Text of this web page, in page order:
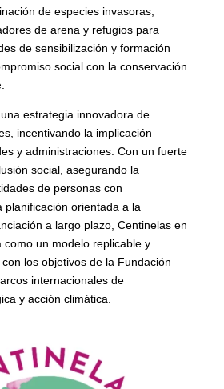
de especies invasoras,
de arena y refugios para
de sensibilización y formación
social con la conservación
estrategia innovadora de
incentivando la implicación
y administraciones. Con un fuerte
social, asegurando la
de personas con
planificación orientada a la
a largo plazo, Centinelas en
como un modelo replicable y
los objetivos de la Fundación
internacionales de
y acción climática.